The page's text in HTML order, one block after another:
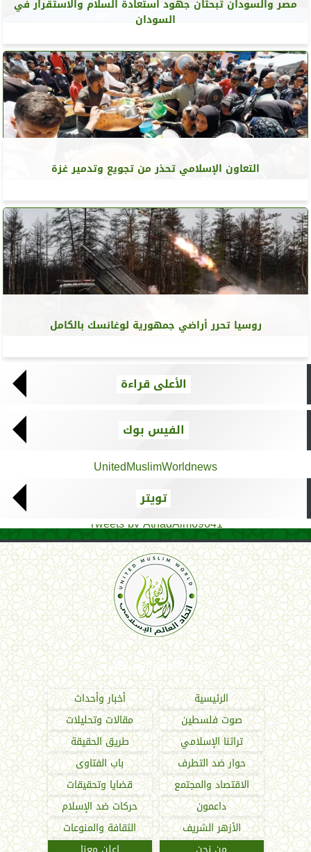
مصر والسودان تبحثان جهود استعادة السلام والاستقرار في
السودان
التعاون الإسلامي تحذر من تجويع وتدمير غزة
روسيا تحرر أراضي جمهورية لوغانسك بالكامل
الأعلى قراءة
الفيس بوك
UnitedMuslimWorldnews
تويتر
Tweets by AthadAlm69641
اتحاد العالم الإسلامي
الرئيسية
أخبار وأحداث
صوت فلسطين
مقالات وتحليلات
تراثنا الإسلامي
طريق الحقيقة
حوار ضد التطرف
باب الفتاوى
الاقتصاد والمجتمع
قضايا وتحقيقات
داعمون
حركات ضد الإسلام
الأزهر الشريف
الثقافة والمنوعات